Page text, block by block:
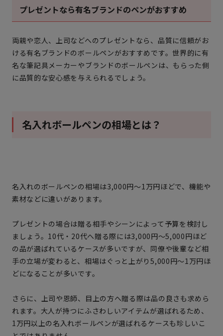
プレゼントなら有名ブランドのペンがおすすめ
両親や恋人、上司などへのプレゼントなら、品質に信頼がお
ける有名ブランドのボールペンがおすすめです。世界的に有
名な筆記具メーカーやブランドのボールペンは、もらった側
に品質的な安心感を与えられるでしょう。
名入れボールペンの相場とは？
名入れのボールペンの相場は3,000円〜1万円ほどで、機能や
素材などに違いがあります。
プレゼントの場合は贈る相手やシーンによって予算を検討し
ましょう。10代・20代へ贈る際には3,000円〜5,000円ほど
の品が選ばれているケースが多いですが、同僚や後輩など相
手の立場が変わると、相場はぐっと上がり5,000円〜1万円ほ
どになることが多いです。
さらに、上司や恩師、目上の方へ贈る際は品の良さも求めら
れます。大人が持つにふさわしいアイテムが選ばれるため、
1万円以上の名入れボールペンが選ばれるケースも珍しいこ